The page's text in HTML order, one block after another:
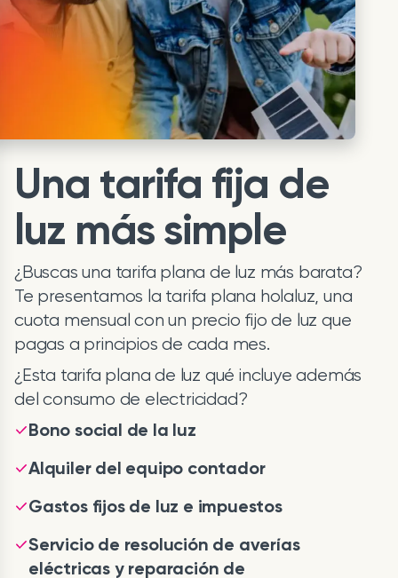
Una tarifa fija de
luz más simple
¿Buscas una tarifa plana de luz más barata?
Te presentamos la tarifa plana holaluz, una
cuota mensual con un precio fijo de luz que
pagas a principios de cada mes.
¿Esta tarifa plana de luz qué incluye además
del consumo de electricidad?
Bono social de la luz
Alquiler del equipo contador
Gastos fijos de luz e impuestos
Servicio de resolución de averías
eléctricas y reparación de